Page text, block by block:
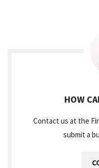
HOW
Contact us at the
submit a